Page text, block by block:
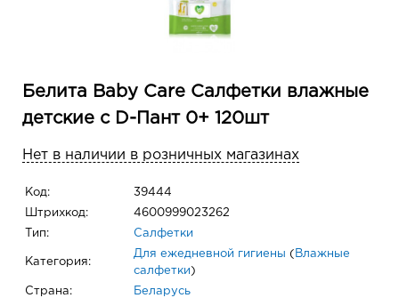
Белита Baby Care Салфетки влажные
детские с D-Пант 0+ 120шт
Нет в наличии в розничных магазинах
Код: 39444
Штрихкод: 4600999023262
Тип: Салфетки
Категория:
Для ежедневной гигиены ( Влажные
салфетки )
Страна: Беларусь